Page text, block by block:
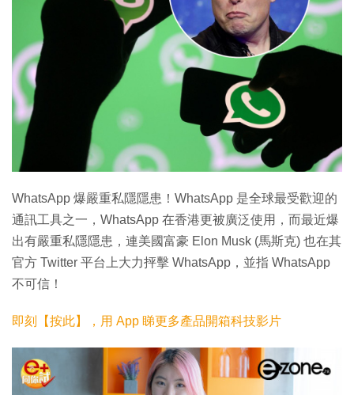
WhatsApp 爆嚴重私隱隱患！WhatsApp 是全球最受歡迎的
通訊工具之一，WhatsApp 在香港更被廣泛使用，而最近爆
出有嚴重私隱隱患，連美國富豪 Elon Musk (馬斯克) 也在其
官方 Twitter 平台上大力抨擊 WhatsApp，並指 WhatsApp
不可信！
即刻【按此】，用 App 睇更多產品開箱科技影片